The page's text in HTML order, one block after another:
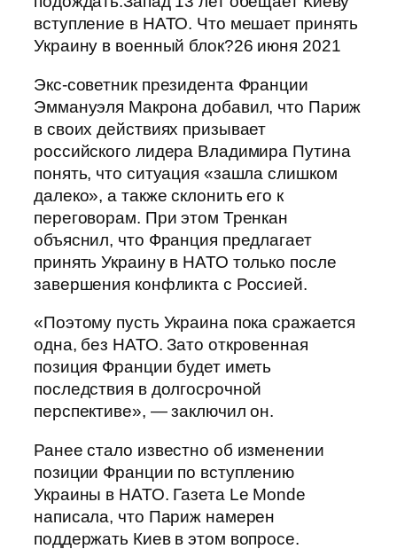
вступление в НАТО. Что мешает принять
Украину в военный блок?26 июня 2021
Экс-советник президента Франции
Эммануэля Макрона добавил, что Париж
в своих действиях призывает
российского лидера Владимира Путина
понять, что ситуация «зашла слишком
далеко», а также склонить его к
переговорам. При этом Тренкан
объяснил, что Франция предлагает
принять Украину в НАТО только после
завершения конфликта с Россией.
«Поэтому пусть Украина пока сражается
одна, без НАТО. Зато откровенная
позиция Франции будет иметь
последствия в долгосрочной
перспективе», — заключил он.
Ранее стало известно об изменении
позиции Франции по вступлению
Украины в НАТО. Газета Le Monde
написала, что Париж намерен
поддержать Киев в этом вопросе.